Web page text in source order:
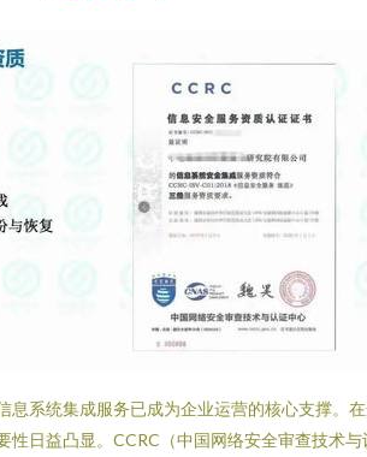
息系统集成服务已成为企业运营的核心支撑。
性日益凸显。CCRC（中国网络安全审查技术与